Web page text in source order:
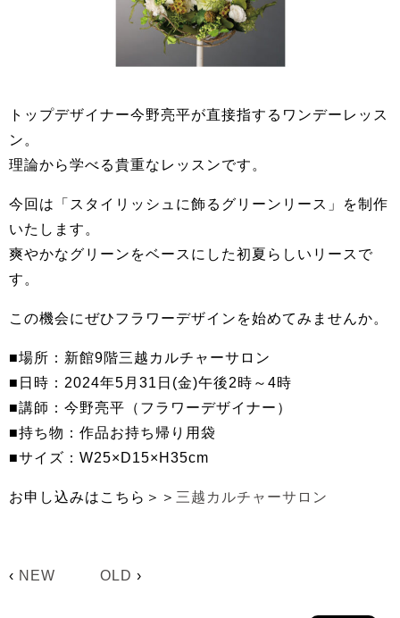
トップデザイナー今野亮平が直接指するワンデーレッス
ン。
理論から学べる貴重なレッスンです。
今回は「スタイリッシュに飾るグリーンリース」を制作
いたします。
爽やかなグリーンをベースにした初夏らしいリースで
す。
この機会にぜひフラワーデザインを始めてみませんか。
■場所：新館9階三越カルチャーサロン
■日時：2024年5月31日(金)午後2時～4時
■講師：今野亮平（フラワーデザイナー）
■持ち物：作品お持ち帰り用袋
■サイズ：W25×D15×H35cm
お申し込みはこちら＞＞ 三越カルチャーサロン
‹ NEW OLD ›